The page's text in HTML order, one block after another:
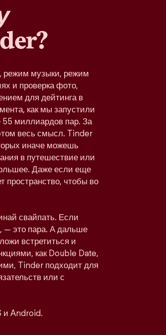
режим музыки, режим
и проверка фото,
для дейтинга в
как мы запустили
55 миллиардов пар. За
весь смысл. Tinder
иначе можешь
в путешествие или
Даже если еще
чтобы во
свайпать. Если
— это пара. А дальше
встретиться и
как Double Date,
Tinder подходит для
или с
и Android.